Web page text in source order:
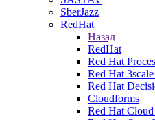
SberJazz
RedHat
Назад
RedHat
Red Hat
Red Hat
Red Hat
Cloudforms
Red Hat